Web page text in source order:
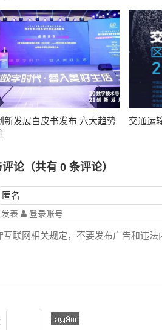
新发展白皮书发布 六大趋势
交通运
评论（共有 0 条评论）
表
登录账号